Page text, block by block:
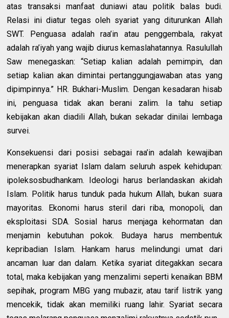
atas transaksi manfaat duniawi atau politik balas budi.
Relasi ini diatur tegas oleh syariat yang diturunkan Allah
SWT. Penguasa adalah raa’in atau penggembala, rakyat
adalah ra’iyah yang wajib diurus kemaslahatannya. Rasulullah
Saw menegaskan: “Setiap kalian adalah pemimpin, dan
setiap kalian akan dimintai pertanggungjawaban atas yang
dipimpinnya.” HR. Bukhari-Muslim. Dengan kesadaran hisab
ini, penguasa tidak akan berani zalim. Ia tahu setiap
kebijakan akan diadili Allah, bukan sekadar dinilai lembaga
survei.
Konsekuensi dari posisi sebagai raa’in adalah kewajiban
menerapkan syariat Islam dalam seluruh aspek kehidupan:
ipoleksosbudhankam. Ideologi harus berlandaskan akidah
Islam. Politik harus tunduk pada hukum Allah, bukan suara
mayoritas. Ekonomi harus steril dari riba, monopoli, dan
eksploitasi SDA. Sosial harus menjaga kehormatan dan
menjamin kebutuhan pokok. Budaya harus membentuk
kepribadian Islam. Hankam harus melindungi umat dari
ancaman luar dan dalam. Ketika syariat ditegakkan secara
total, maka kebijakan yang menzalimi seperti kenaikan BBM
sepihak, program MBG yang mubazir, atau tarif listrik yang
mencekik, tidak akan memiliki ruang lahir. Syariat secara